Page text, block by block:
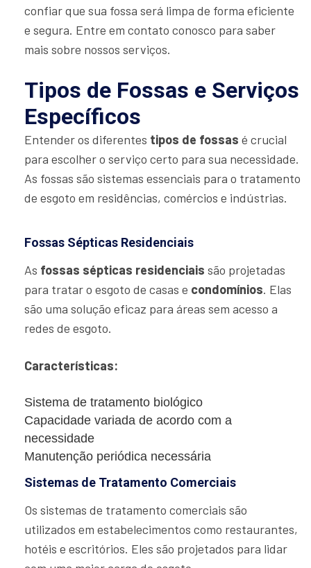
confiar que sua fossa será limpa de forma eficiente
e segura. Entre em contato conosco para saber
mais sobre nossos serviços.
Tipos de Fossas e Serviços
Específicos
Entender os diferentes tipos de fossas é crucial
para escolher o serviço certo para sua necessidade.
As fossas são sistemas essenciais para o tratamento
de esgoto em residências, comércios e indústrias.
Fossas Sépticas Residenciais
As fossas sépticas residenciais são projetadas
para tratar o esgoto de casas e condomínios. Elas
são uma solução eficaz para áreas sem acesso a
redes de esgoto.
Características:
Sistema de tratamento biológico
Capacidade variada de acordo com a
necessidade
Manutenção periódica necessária
Sistemas de Tratamento Comerciais
Os sistemas de tratamento comerciais são
utilizados em estabelecimentos como restaurantes,
hotéis e escritórios. Eles são projetados para lidar